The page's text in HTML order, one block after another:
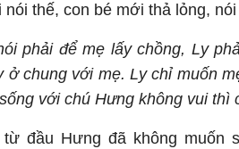
nói thế, con bé mới thả lỏng,
phải để mẹ lấy chồng, Ly
ở chung với mẹ. Ly chỉ muốn
với chú Hưng không vui thì
từ đầu Hưng đã không muốn